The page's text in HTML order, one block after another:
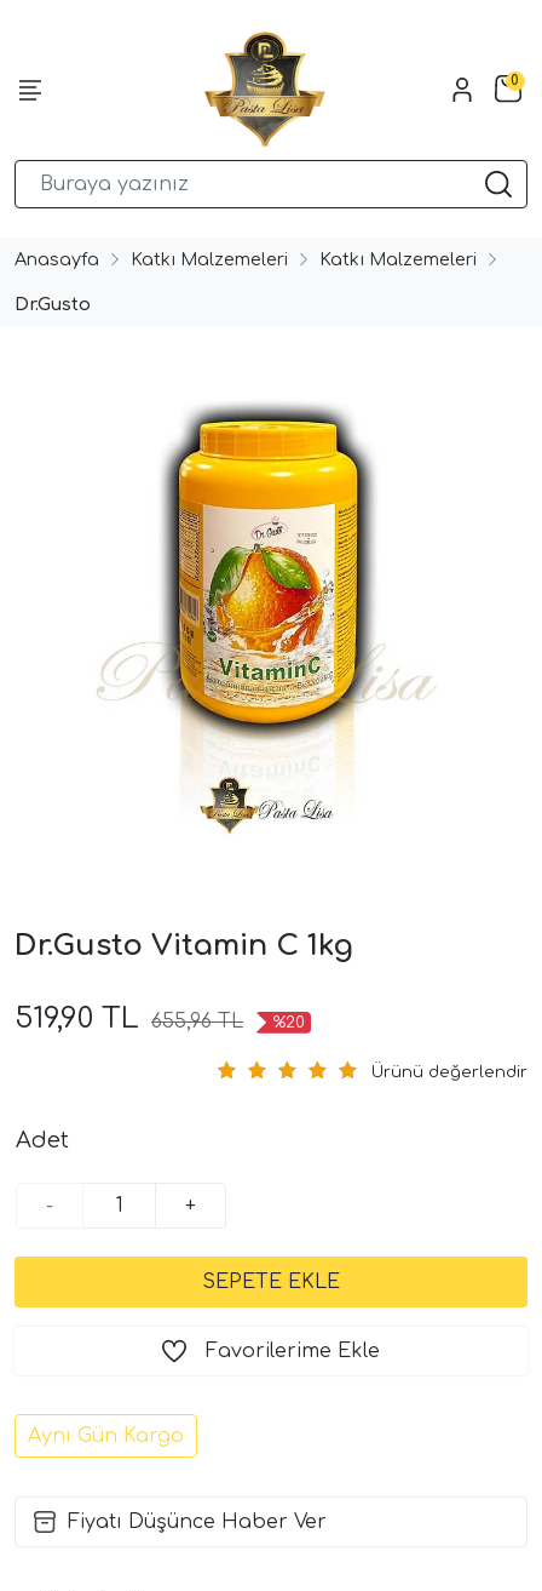
0
Anasayfa Katkı Malzemeleri Katkı Malzemeleri
Dr.Gusto
Dr.Gusto Vitamin C 1kg
519,90 TL 655,96 TL %20
Ürünü değerlendir
Adet
- +
Favorilerime Ekle
Aynı Gün Kargo
Fiyatı Düşünce Haber Ver